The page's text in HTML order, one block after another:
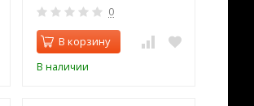
0
В корзину
В наличии